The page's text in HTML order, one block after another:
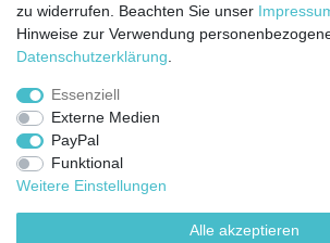
Dann melden Sie sich noch heute zu
VORNAME
E-MAIL **
Newsletter
Honig
Ich stimme zu, dass meine personenbezogenen Daten
zu widerrufen. Beachten Sie unser
Hinweise zur Verwendung
Daten­schutz­erklärung
Essenziell
Externe Medien
PayPal
Funktional
Weitere Einstellungen
Alle akzeptieren